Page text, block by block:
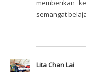
memberikan
semangat
Lita Chan Lai